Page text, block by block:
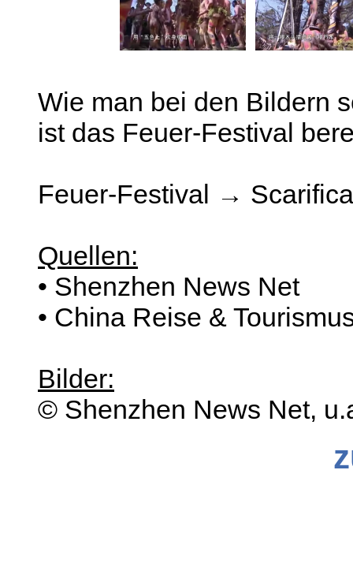
Wie man bei den Bildern
ist das Feuer-Festival
Feuer-Festival →
Quellen:
• Shenzhen News Net
• China Reise &
Bilder:
© Shenzhen News Net,